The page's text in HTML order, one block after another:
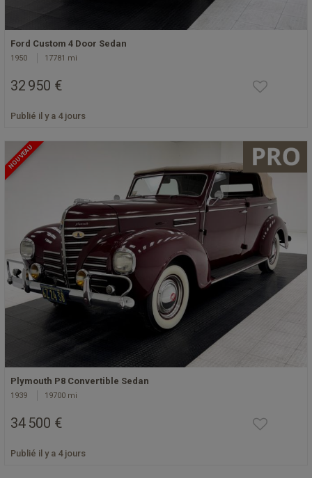
Ford Custom 4 Door Sedan
1950 17781 mi
32 950 €
Publié il y a 4 jours
NOUVEAU
Plymouth P8 Convertible Sedan
1939 19700 mi
34 500 €
Publié il y a 4 jours